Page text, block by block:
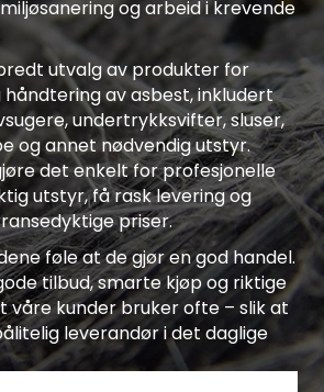
og arbeid i krevende
utvalg av produkter for
av asbest, inkludert
undertrykksvifter, sluser,
og annet nødvendig utstyr.
det enkelt for profesjonelle
utstyr, få rask levering og
priser.
føle at de gjør en god handel.
tilbud, smarte kjøp og riktige
våre kunder bruker ofte – slik at
leverandør i det daglige